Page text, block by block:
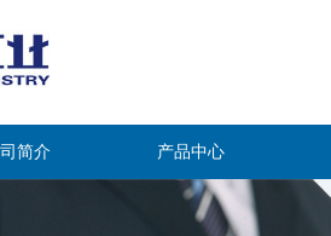
简介 产品中心